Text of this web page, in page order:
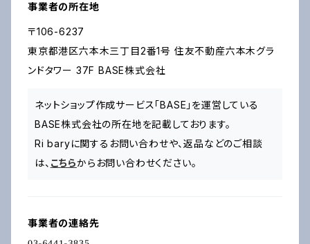
事業者の所在地
〒106-6237
東京都港区六本木三丁目2番1号 住友不動産六本木グラ
ンドタワー 37F BASE株式会社
ネットショップ作成サービス「BASE」を運営している
BASE株式会社の所在地を記載しております。
Ri baryに関するお問い合わせや、返品などのご相談
は、 こちらからお問い合わせください。
事業者の連絡先